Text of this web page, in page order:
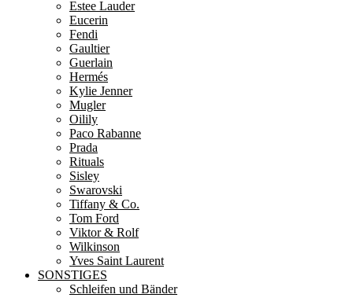
Estee Lauder
Eucerin
Fendi
Gaultier
Guerlain
Hermés
Kylie Jenner
Mugler
Oilily
Paco Rabanne
Prada
Rituals
Sisley
Swarovski
Tiffany & Co.
Tom Ford
Viktor & Rolf
Wilkinson
Yves Saint Laurent
SONSTIGES
Schleifen und Bänder